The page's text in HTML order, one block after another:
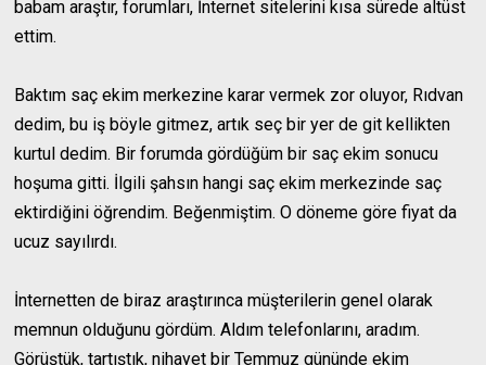
babam araştır, forumları, İnternet sitelerini kısa sürede altüst
ettim.
Baktım saç ekim merkezine karar vermek zor oluyor, Rıdvan
dedim, bu iş böyle gitmez, artık seç bir yer de git kellikten
kurtul dedim. Bir forumda gördüğüm bir saç ekim sonucu
hoşuma gitti. İlgili şahsın hangi saç ekim merkezinde saç
ektirdiğini öğrendim. Beğenmiştim. O döneme göre fiyat da
ucuz sayılırdı.
İnternetten de biraz araştırınca müşterilerin genel olarak
memnun olduğunu gördüm. Aldım telefonlarını, aradım.
Görüştük, tartıştık, nihayet bir Temmuz gününde ekim